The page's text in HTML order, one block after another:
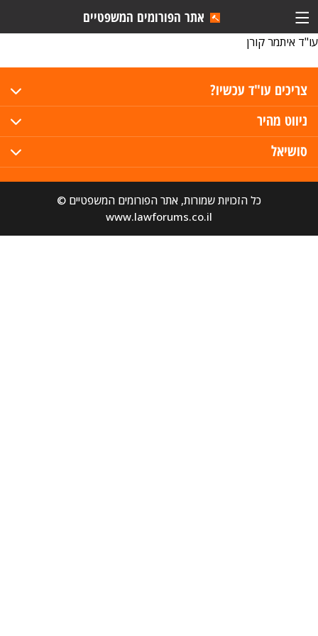
אתר הפורומים המשפטיים
עו"ד איתמר קורן
צריכים עו"ד עכשיו?
ניווט מהיר
סושיאל
כל הזכויות שמורות, אתר הפורומים המשפטיים ©
www.lawforums.co.il